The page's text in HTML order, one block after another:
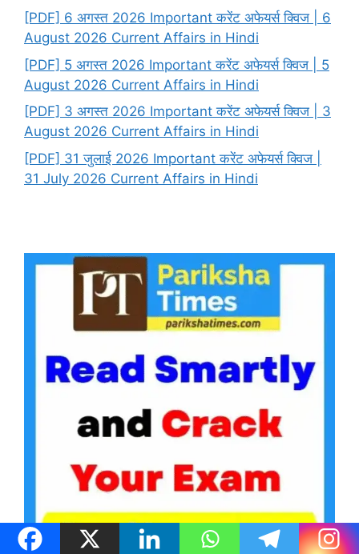
[PDF] 6 अगस्त 2026 Important करेंट अफेयर्स क्विज | 6
August 2026 Current Affairs in Hindi
[PDF] 5 अगस्त 2026 Important करेंट अफेयर्स क्विज | 5
August 2026 Current Affairs in Hindi
[PDF] 3 अगस्त 2026 Important करेंट अफेयर्स क्विज | 3
August 2026 Current Affairs in Hindi
[PDF] 31 जुलाई 2026 Important करेंट अफेयर्स क्विज |
31 July 2026 Current Affairs in Hindi